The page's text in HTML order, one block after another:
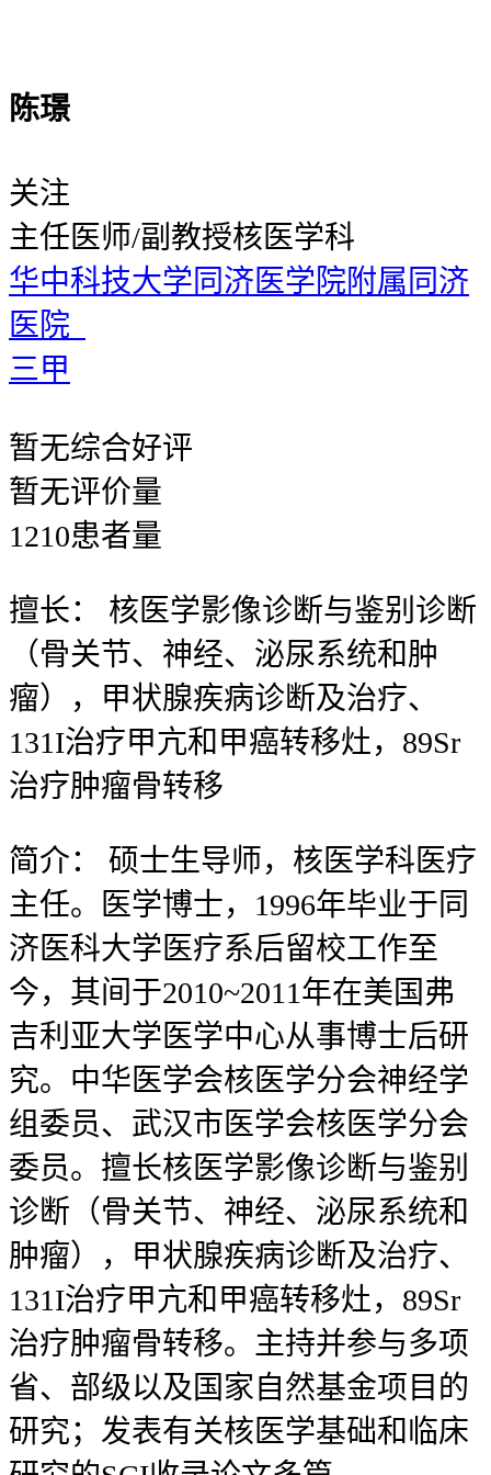
陈璟
关注
主任医师/副教授核医学科
华中科技大学同济医学院附属同济
医院
三甲
暂无综合好评
暂无评价量
1210患者量
擅长：
核医学影像诊断与鉴别诊断
（骨关节、神经、泌尿系统和肿
瘤），甲状腺疾病诊断及治疗、
131I治疗甲亢和甲癌转移灶，89Sr
治疗肿瘤骨转移
简介：
硕士生导师，核医学科医疗
主任。医学博士，1996年毕业于同
济医科大学医疗系后留校工作至
今，其间于2010~2011年在美国弗
吉利亚大学医学中心从事博士后研
究。中华医学会核医学分会神经学
组委员、武汉市医学会核医学分会
委员。擅长核医学影像诊断与鉴别
诊断（骨关节、神经、泌尿系统和
肿瘤），甲状腺疾病诊断及治疗、
131I治疗甲亢和甲癌转移灶，89Sr
治疗肿瘤骨转移。主持并参与多项
省、部级以及国家自然基金项目的
研究；发表有关核医学基础和临床